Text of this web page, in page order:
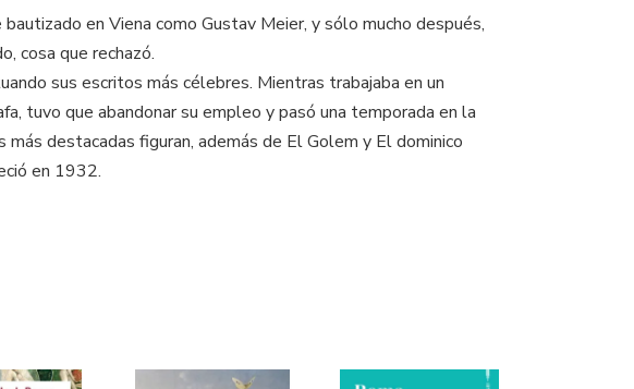
en Viena como Gustav Meier, y sólo mucho después,
cosa que rechazó.
sus escritos más célebres. Mientras trabajaba en un
tuvo que abandonar su empleo y pasó una temporada en la
destacadas figuran, además de El Golem y El dominico
en 1932.